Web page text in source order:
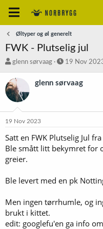
Øltyper og øl generelt
FWK - Plutselig jul
T
å
d
s
t
r
glenn sørvaag
S
a
o
19 Nov
glenn sørvaag
19 Nov 2023
Satt en FWK Plutselig Jul
Ble smått litt bekymret for
greier.
Ble levert med en pk
Men ingen tørrhumle, og
brukt i kittet.
edit: googlefu'en ga info